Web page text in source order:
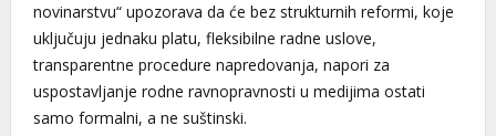
novinarstvu“ upozorava da će bez strukturnih reformi, koje
uključuju jednaku platu, fleksibilne radne uslove,
transparentne procedure napredovanja, napori za
uspostavljanje rodne ravnopravnosti u medijima ostati
samo formalni, a ne suštinski.